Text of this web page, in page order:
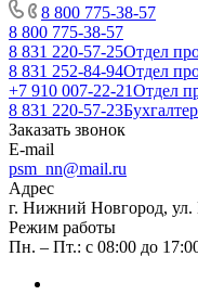
8 800 775-38-57
8 800 775-38-57
8 831 220-57-25Отдел
8 831 252-84-94Отдел
+7 910 007-22-21Отдел
8 831 220-57-23
Заказать звонок
E-mail
psm_nn@mail.ru
Адрес
г. Нижний Новгород, ул.
Режим работы
Пн. – Пт.: с 08:00 до